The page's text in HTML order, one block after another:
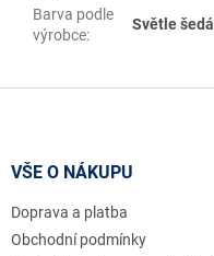
Barva podle
výrobce:
Světle šedá
VŠE O NÁKUPU
Doprava a platba
Obchodní podmínky